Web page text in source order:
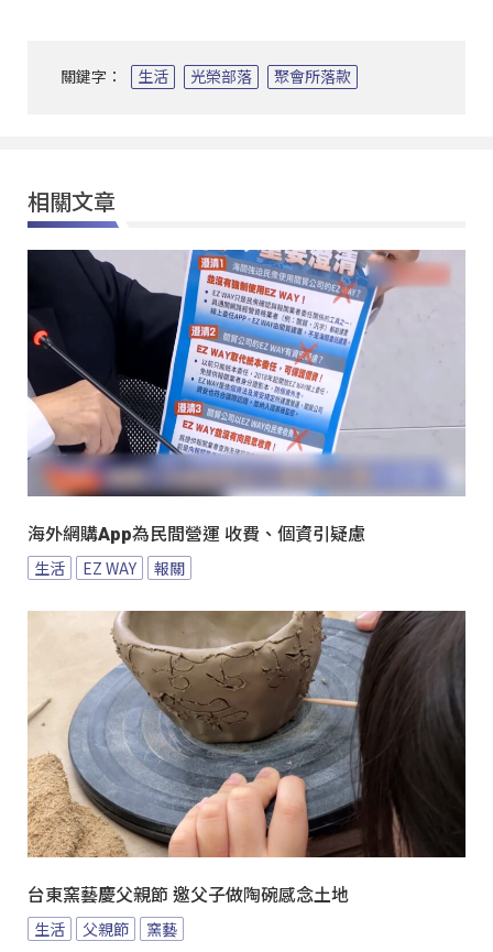
關鍵字： 生活 光榮部落 聚會所落款
相關文章
海外網購App為民間營運 收費、個資引疑慮
生活 EZ WAY 報關
台東窯藝慶父親節 邀父子做陶碗感念土地
生活 父親節 窯藝